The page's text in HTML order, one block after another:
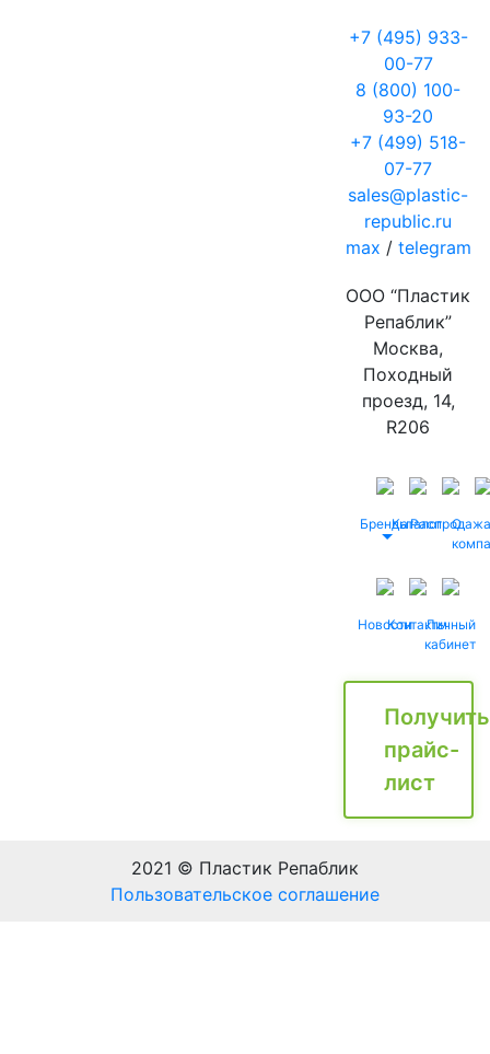
+7 (495) 933-
00-77
8 (800) 100-
93-20
+7 (499) 518-
07-77
sales@plastic-
republic.ru
max / telegram
ООО “Пластик
Репаблик”
Москва,
Походный
проезд, 14,
R206
БрендыКаталог
Распродажа
О
НовостиКонтактыЛичный
кабинет
Получить
прайс-
лист
2021 © Пластик Репаблик
Пользовательское соглашение